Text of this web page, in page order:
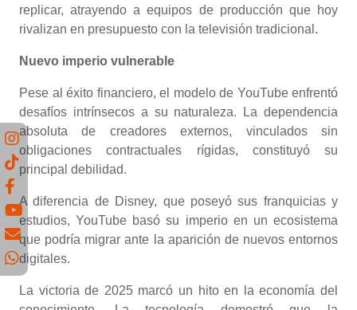
replicar, atrayendo a equipos de producción que hoy
rivalizan en presupuesto con la televisión tradicional.
Nuevo imperio vulnerable
Pese al éxito financiero, el modelo de YouTube enfrentó
desafíos intrínsecos a su naturaleza. La dependencia
absoluta de creadores externos, vinculados sin
obligaciones contractuales rígidas, constituyó su
principal debilidad.
A diferencia de Disney, que poseyó sus franquicias y
estudios, YouTube basó su imperio en un ecosistema
que podría migrar ante la aparición de nuevos entornos
digitales.
La victoria de 2025 marcó un hito en la economía del